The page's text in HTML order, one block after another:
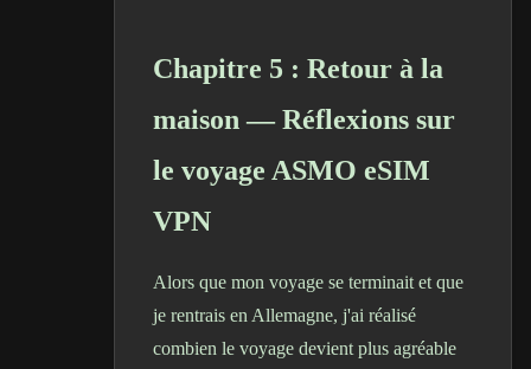
Chapitre 5 : Retour à la
maison — Réflexions sur
le voyage ASMO eSIM
VPN
Alors que mon voyage se terminait et que
je rentrais en Allemagne, j'ai réalisé
combien le voyage devient plus agréable